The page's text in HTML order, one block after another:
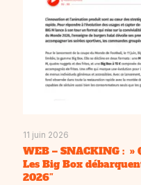
11 juin 2026
WEB – SNACKING : »
Les Big Box
2026″